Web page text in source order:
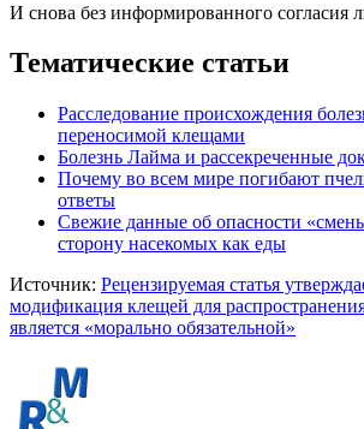
И снова без информированного согласия
Тематические статьи
Расследование происхождения
переносимой клещами
Болезнь Лайма и рассекреченные
Почему во всем мире погибают
ответы
Свежие данные об опасности
сторону насекомых как еды
Источник: Рецензируемая статья
модификация клещей для
является «морально обязательной»